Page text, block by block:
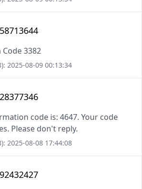
3382
2025-08-09 00:13:34
code is: 4647. Your code
Please don't reply.
2025-08-08 17:44:08